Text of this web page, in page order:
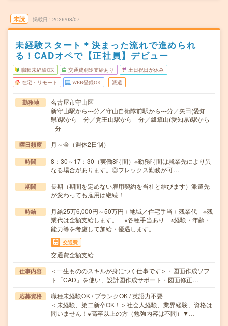
未読 掲載日 2026/08/07
未経験スタート＊決まった流れで進められ
る！CADオペで【正社員】デビュー
職種未経験OK 交通費別途支給あり 土日祝日が休み
在宅・リモート WEB登録OK 派遣
勤務地
名古屋市守山区
新守山駅から---分／守山自衛隊前駅から---分／矢田(愛知
県)駅から---分／覚王山駅から---分／瓢箪山(愛知県)駅から-
--分
曜日頻度 月～金（週休2日制）
時間
8：30～17：30（実働8時間）※勤務時間は就業先により異
なる場合があります。◎フレックス勤務が可…
期間
長期（期間を定めない雇用契約を当社と結びます）派遣先
が変わっても雇用は継続！
時給
月給25万6,000円～50万円＋地域／住宅手当＋残業代 ※残
業代は全額支給します。 ※各種手当あり ※経験・年齢・
能力等を考慮して加給・優遇します。
交通費
交通費全額支給
仕事内容
＜一生もののスキルが身につく仕事です＞・図面作成ソフ
ト「CAD」を使い、設計図作成サポート・図面修正…
応募資格
職種未経験OK / ブランクOK / 英語力不要
＜未経験、第二新卒OK！＞社会人経験、業界経験、資格は
問いません！※高卒以上の方（勉強内容は不問）▼…